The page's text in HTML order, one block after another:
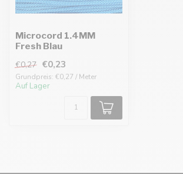
Microcord 1.4MM
Fresh Blau
€0,27 €0,23
Grundpreis: €0,27 / Meter
Auf Lager